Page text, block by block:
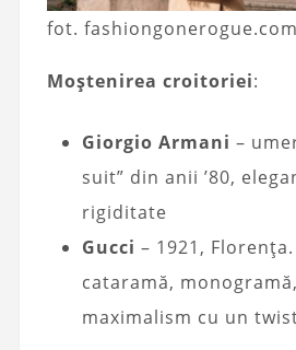
fot. fashiongonerogue.com
Moștenirea croitoriei:
Giorgio Armani –
suit” din anii ’80,
rigiditate
Gucci – 1921,
cataramă,
maximalism cu un